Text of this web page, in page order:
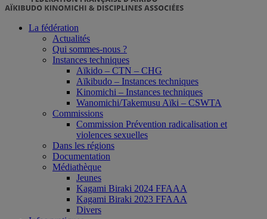
La fédération
Actualités
Qui sommes-nous ?
Instances techniques
Aïkido – CTN – CHG
Aïkibudo – Instances techniques
Kinomichi – Instances techniques
Wanomichi/Takemusu Aïki – CSWTA
Commissions
Commission Prévention radicalisation et
violences sexuelles
Dans les régions
Documentation
Médiathèque
Jeunes
Kagami Biraki 2024 FFAAA
Kagami Biraki 2023 FFAAA
Divers